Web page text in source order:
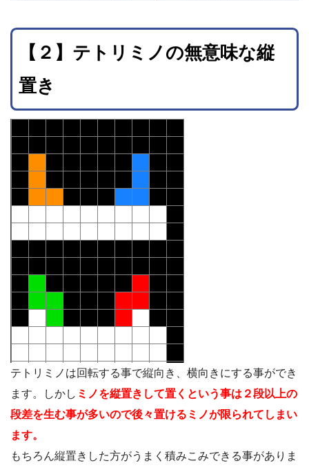
【２】テトリミノの無意味な縦
置き
テトリミノは回転する事で縦向き、横向きにする事ができ
ます。しかし ミノを縦置きして置くという事は２段以上の
段差を生む事が多いので後々置けるミノが限られてしまい
ます。
もちろん縦置きした方がうまく積みこみできる事がありま